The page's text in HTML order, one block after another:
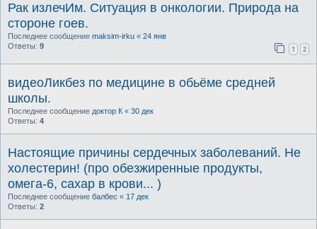
Рак излечИм. Ситуация в онкологии. Природа на
стороне гоев.
Последнее сообщение maksim-irku « 24 янв
Ответы: 9 1 2
видеоЛикбез по медицине в обьёме средней
школы.
Последнее сообщение доктор К « 30 дек
Ответы: 4
Настоящие причины сердечных заболеваний. Не
холестерин! (про обезжиренные продукты,
омега-6, сахар в крови... )
Последнее сообщение балбес « 17 дек
Ответы: 2